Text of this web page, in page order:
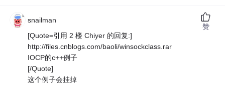
snailman
[Quote=引用 2 楼 Chiyer 的回复:]
http://files.cnblogs.com/baoli/winsockclass.rar
IOCP的c++例子
[/Quote]
这个例子会挂掉
赞